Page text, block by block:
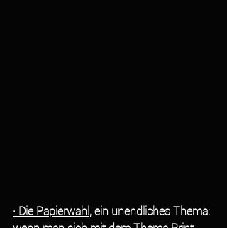
· Die Papierwahl, ein unendliches Thema: